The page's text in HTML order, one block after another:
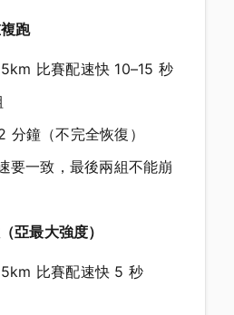
跑
比賽配速快 10–15 秒
分鐘（不完全恢復）
要一致，最後兩組不能崩
亞最大強度）
比賽配速快 5 秒